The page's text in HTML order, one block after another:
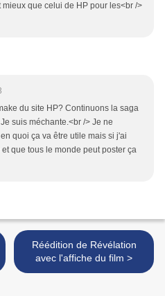
que celui de HP pour les<br />
du site HP? Continuons la saga
suis méchante.<br /> Je ne
quoi ça va être utile mais si j'ai
que tous le monde peut poster ça
Réédition de Révélation
avec l'affiche du film >